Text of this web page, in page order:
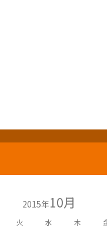
2015年10月
火 水 木